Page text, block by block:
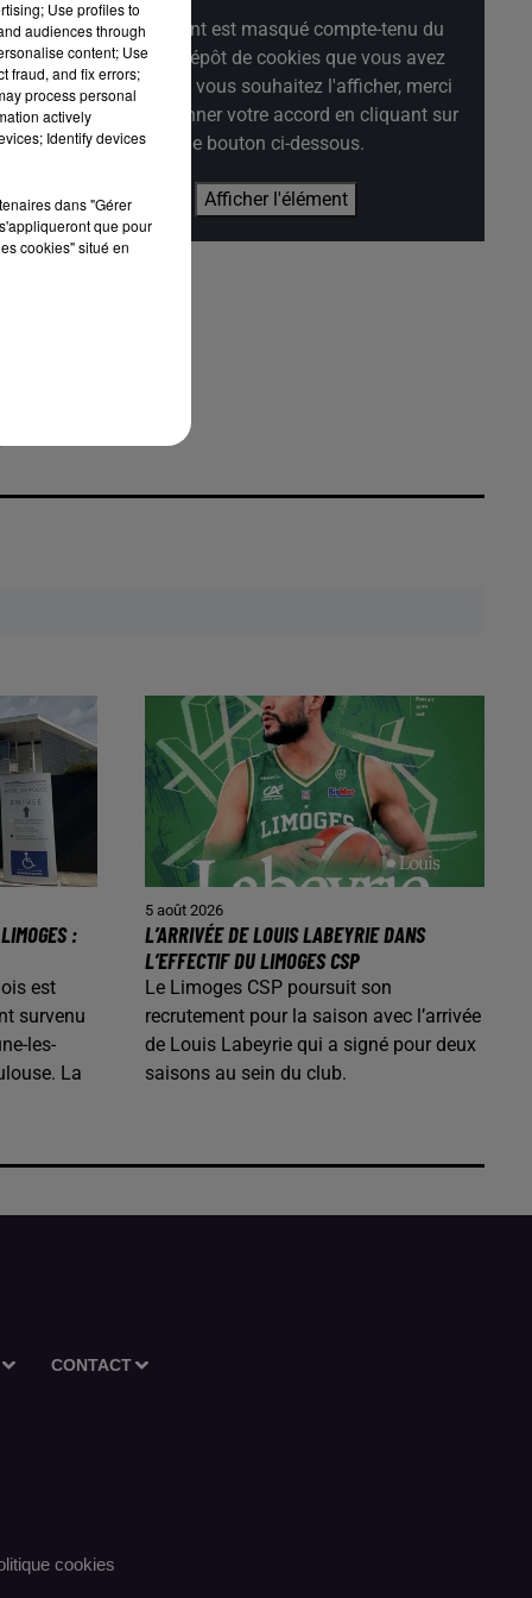
Cet élément est masqué compte-tenu du
refus du dépôt de cookies que vous avez
exprimé. Si vous souhaitez l'afficher, merci
de nous donner votre accord en cliquant sur
le bouton ci-dessous.
Afficher l'élément
:
est
survenu
les-
La
5 août 2026
L’ARRIVÉE DE LOUIS LABEYRIE DANS
L’EFFECTIF DU LIMOGES CSP
Le Limoges CSP poursuit son
recrutement pour la saison avec l’arrivée
de Louis Labeyrie qui a signé pour deux
saisons au sein du club.
CONTACT
cookies
Use profiles to
audiences through
content; Use
fraud, and fix errors;
process personal
actively
Identify devices
dans "Gérer
que pour
cookies" situé en